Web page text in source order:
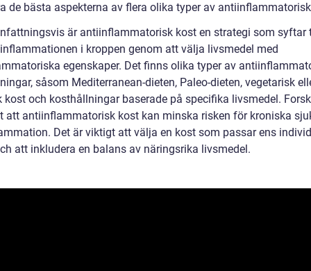
de bästa aspekterna av flera olika typer av
är antiinflammatorisk kost en strategi som syftar
i kroppen genom att välja livsmedel med
egenskaper. Det finns olika typer av
såsom Mediterranean-dieten, Paleo-dieten, vegetarisk
kost och kosthållningar baserade på specifika livsmedel.
att antiinflammatorisk kost kan minska risken för kroniska
Det är viktigt att välja en kost som passar ens
att inkludera en balans av näringsrika livsmedel.